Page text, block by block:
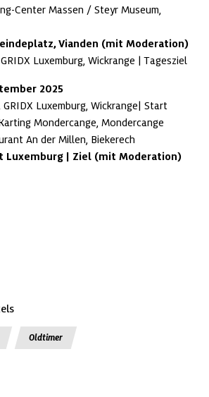
Center Massen / Steyr Museum,
Vianden (mit Moderation)
Luxemburg, Wickrange | Tagesziel
2025
Luxemburg, Wickrange| Start
Mondercange, Mondercange
Luxemburg | Ziel (mit Moderation)
Oldtimer